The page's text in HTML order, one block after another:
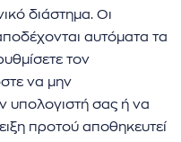
διάστημα. Οι
αυτόματα τα
τον
να μην
υπολογιστή σας ή να
προτού αποθηκευτεί